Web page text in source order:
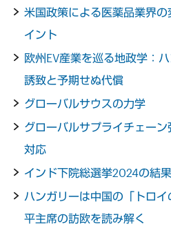
米国政策による医薬品業界
イント
欧州EV産業を巡る地政学：
誘致と予期せぬ代償
グローバルサウスの力学
グローバルサプライチェー
対応
インド下院総選挙2024の結
ハンガリーは中国の「トロ
平主席の訪欧を読み解く